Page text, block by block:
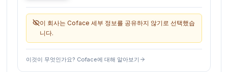
이 회사는 Coface 세부 정보를 공유하지 않기로 선택했습
니다.
이것이 무엇인가요? Coface에 대해 알아보기